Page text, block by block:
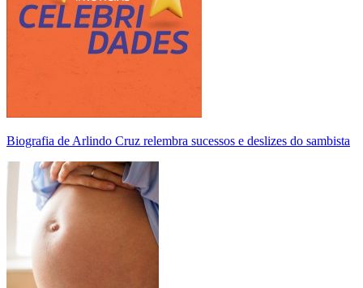
Biografia de Arlindo Cruz relembra sucessos e deslizes do sambista